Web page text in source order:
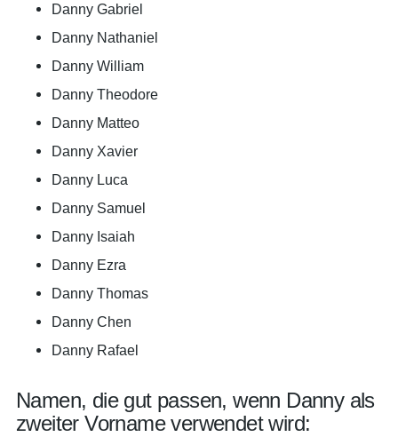
Danny Gabriel
Danny Nathaniel
Danny William
Danny Theodore
Danny Matteo
Danny Xavier
Danny Luca
Danny Samuel
Danny Isaiah
Danny Ezra
Danny Thomas
Danny Chen
Danny Rafael
Namen, die gut passen, wenn Danny als
zweiter Vorname verwendet wird: